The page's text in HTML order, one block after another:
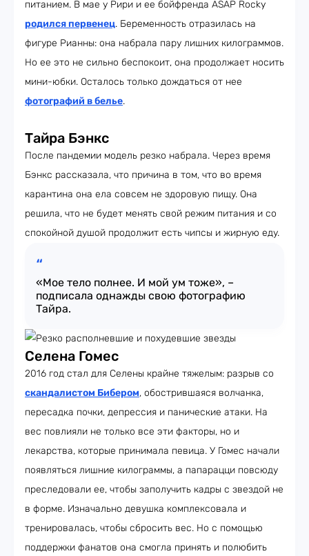
питанием. В мае у Рири и ее бойфренда ASAP Rocky
родился первенец. Беременность отразилась на
фигуре Рианны: она набрала пару лишних килограммов.
Но ее это не сильно беспокоит, она продолжает носить
мини-юбки. Осталось только дождаться от нее
фотографий в белье.
Тайра Бэнкс
После пандемии модель резко набрала. Через время
Бэнкс рассказала, что причина в том, что во время
карантина она ела совсем не здоровую пищу. Она
решила, что не будет менять свой режим питания и со
спокойной душой продолжит есть чипсы и жирную еду.
«Мое тело полнее. И мой ум тоже», –
подписала однажды свою фотографию
Тайра.
Селена Гомес
2016 год стал для Селены крайне тяжелым: разрыв со
скандалистом Бибером, обострившаяся волчанка,
пересадка почки, депрессия и панические атаки. На
вес повлияли не только все эти факторы, но и
лекарства, которые принимала певица. У Гомес начали
появляться лишние килограммы, а папарацци повсюду
преследовали ее, чтобы заполучить кадры с звездой не
в форме. Изначально девушка комплексовала и
тренировалась, чтобы сбросить вес. Но с помощью
поддержки фанатов она смогла принять и полюбить